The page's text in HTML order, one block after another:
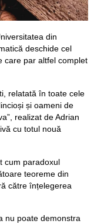
din
deschide cel
care par altfel complet
relatată în toate cele
și oameni de
realizat de Adrian
cu totul nouă
cum paradoxul
teoreme din
către înțelegerea
nu poate demonstra